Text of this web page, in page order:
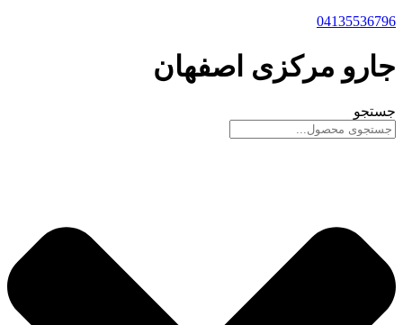
04135536796
جارو مرکزی اصفهان
جستجو